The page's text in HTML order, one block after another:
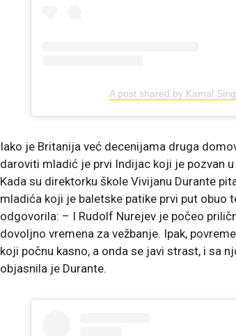
A post shared by Kamal
Iako je Britanija već decenijama druga
daroviti mladić je prvi Indijac koji je pozvan
Kada su direktorku škole Vivijanu Durante
mladića koji je baletske patike prvi put obuo
odgovorila: – I Rudolf Nurejev je počeo
dovoljno vremena za vežbanje. Ipak,
koji počnu kasno, a onda se javi strast, i sa
objasnila je Durante.